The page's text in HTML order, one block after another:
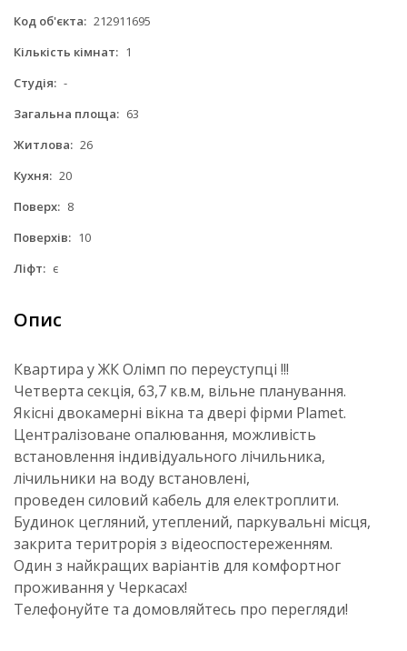
Код об'єкта: 212911695
Кількість кімнат: 1
Студія: -
Загальна площа: 63
Житлова: 26
Кухня: 20
Поверх: 8
Поверхів: 10
Ліфт: є
Опис
Квартира у ЖК Олімп по переуступці !!!
Четверта секція, 63,7 кв.м, вільне планування.
Якісні двокамерні вікна та двері фірми Plamet.
Централізоване опалювання, можливість
встановлення індивідуального лічильника,
лічильники на воду встановлені,
проведен силовий кабель для електроплити.
Будинок цегляний, утеплений, паркувальні місця,
закрита теритрорія з відеоспостереженням.
Один з найкращих варіантів для комфортног
проживання у Черкасах!
Телефонуйте та домовляйтесь про перегляди!